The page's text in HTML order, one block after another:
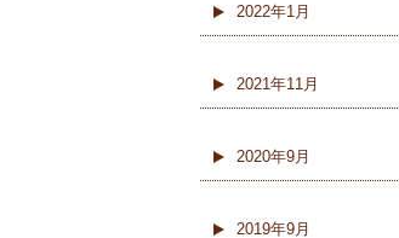
2022年1月
2021年11月
2020年9月
2019年9月